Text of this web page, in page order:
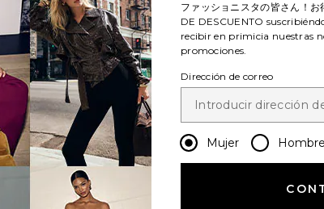
Bird
$128
TACHUELA
LARGE
CAROLINE
SHASHI
$78
LILLIAN BURST
TERADA
¡TENDENCIAS
AHORA!
11 veces en
últimas 48 horas
favoritoCOLLAR GOLDIEfavoritoCONJUNTO DE ANILLOS
ファッショニスタの皆さん！
DE DESCUENTO
recibir en primicia nuestras
promociones.
Dirección de correo
Mujer